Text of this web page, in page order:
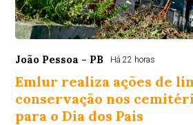
João Pessoa - PB Há 22 horas
Emlur realiza ações de
conservação nos
para o Dia dos Pais